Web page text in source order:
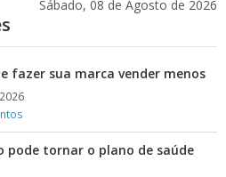
Sábado, 08 de Agosto de 2026
fazer sua marca vender menos
pode tornar o plano de saúde